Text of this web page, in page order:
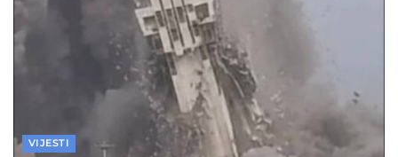
VIJESTI